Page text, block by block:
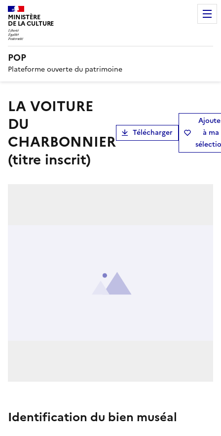
MINISTÈRE
DE LA CULTURE
POP
Plateforme ouverte du patrimoine
LA VOITURE
DU
CHARBONNIER
(titre inscrit)
Télécharger
à ma
Identification du bien muséal